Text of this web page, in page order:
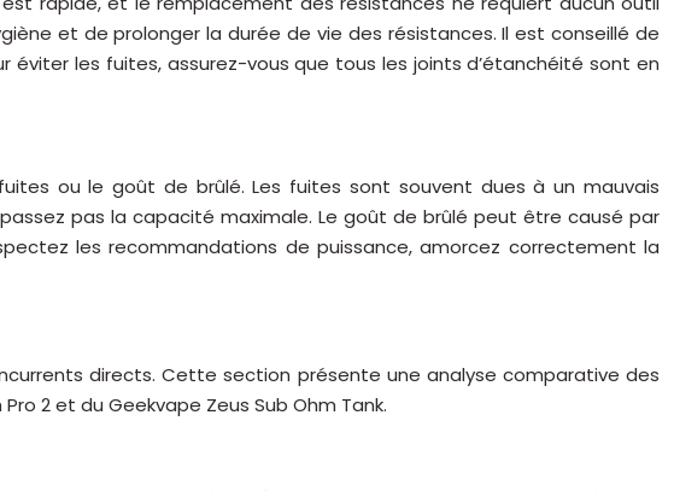
et de prolonger la durée de vie des résistances. Il est conseillé de
les fuites, assurez-vous que tous les joints d’étanchéité sont en
ou le goût de brûlé. Les fuites sont souvent dues à un mauvais
pas la capacité maximale. Le goût de brûlé peut être causé par
les recommandations de puissance, amorcez correctement la
directs. Cette section présente une analyse comparative des
2 et du Geekvape Zeus Sub Ohm Tank.